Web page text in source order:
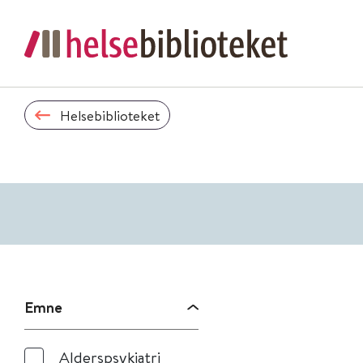
Helsebiblioteket
Emne
Alderspsykiatri